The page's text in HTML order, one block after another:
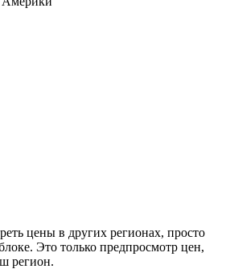
цены в других регионах, просто
Это только предпросмотр цен,
регион.